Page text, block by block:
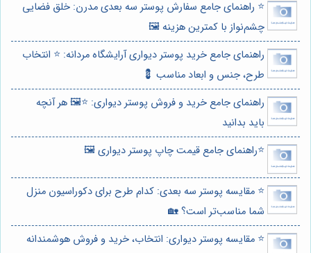
⭐️ راهنمای جامع سفارش پوستر سه بعدی مدرن: خلق فضایی
چشم‌نواز با کمترین هزینه 🖼️
راهنمای جامع خرید پوستر دیواری آرایشگاه مردانه: ⭐️ انتخاب
طرح، جنس و ابعاد مناسب 💈
راهنمای جامع خرید و فروش پوستر دیواری: ⭐️🖼️ هر آنچه
باید بدانید
⭐️راهنمای جامع قیمت چاپ پوستر دیواری 🖼️
⭐️ مقایسه پوستر سه بعدی: کدام طرح برای دکوراسیون منزل
شما مناسب‌تر است؟ 🏡
⭐️ مقایسه پوستر دیواری: انتخاب، خرید و فروش هوشمندانه